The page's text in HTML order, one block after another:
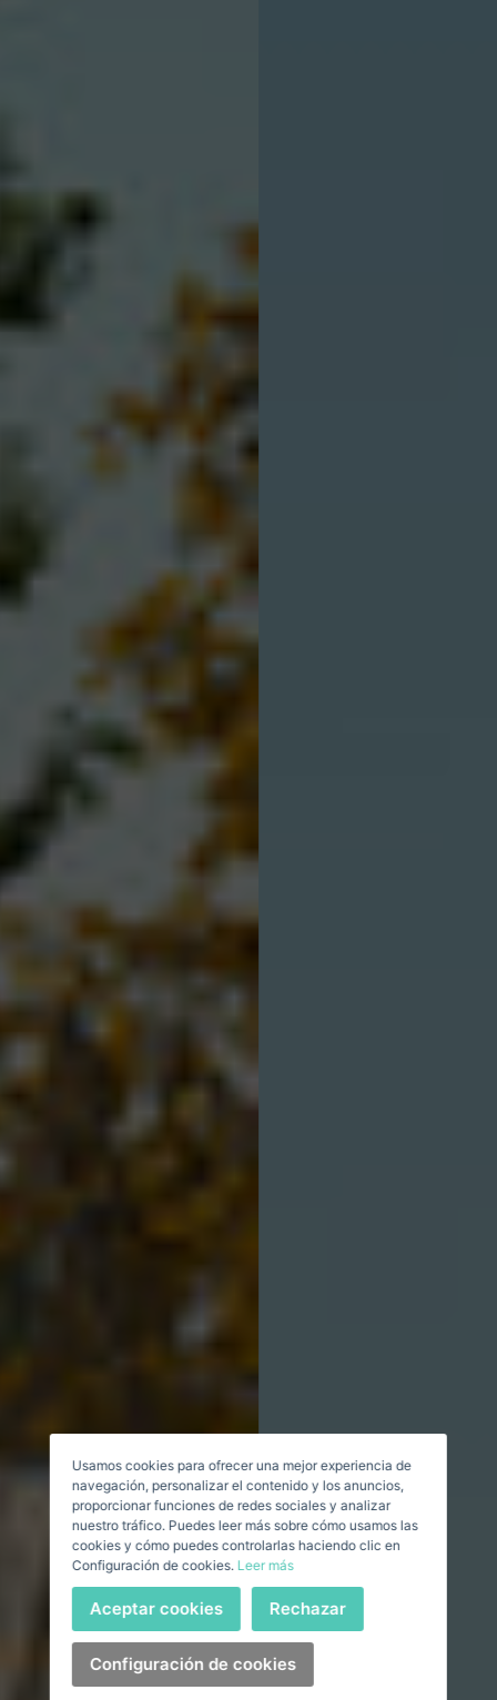
Mich Anmelden
Anmelden
Haben Sie Ihr Passwort vergessen?
Email*
Telefonnummer*
United
States
+1
+1
Passwort**
United
States
+1
+1
Usamos cookies para ofrecer una mejor experiencia de
navegación, personalizar el contenido y los anuncios,
proporcionar funciones de redes sociales y analizar
nuestro tráfico. Puedes leer más sobre cómo usamos las
cookies y cómo puedes controlarlas haciendo clic en
Configuración de cookies. Leer más
Configuración de cookies
Aceptar cookies Rechazar